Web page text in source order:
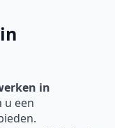
in
u een